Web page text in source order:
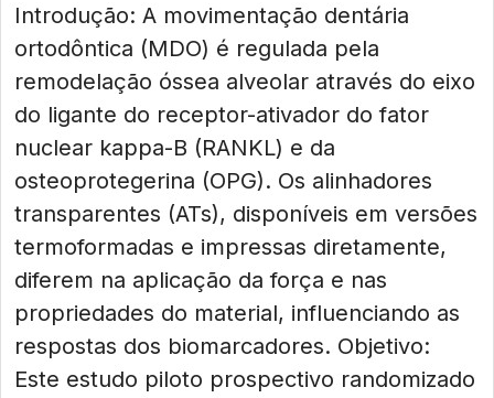
Introdução: A movimentação dentária
ortodôntica (MDO) é regulada pela
remodelação óssea alveolar através do eixo
do ligante do receptor-ativador do fator
nuclear kappa-B (RANKL) e da
osteoprotegerina (OPG). Os alinhadores
transparentes (ATs), disponíveis em versões
termoformadas e impressas diretamente,
diferem na aplicação da força e nas
propriedades do material, influenciando as
respostas dos biomarcadores. Objetivo:
Este estudo piloto prospectivo randomizado